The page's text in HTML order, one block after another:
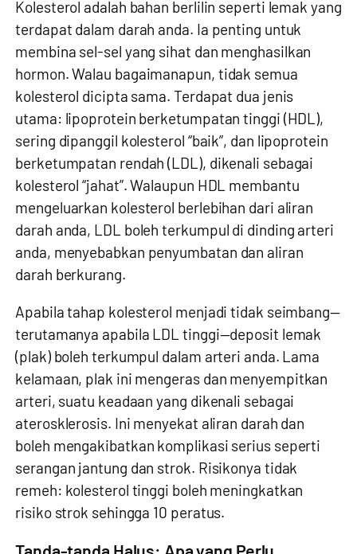
Kolesterol adalah bahan berlilin seperti lemak yang
terdapat dalam darah anda. Ia penting untuk
membina sel-sel yang sihat dan menghasilkan
hormon. Walau bagaimanapun, tidak semua
kolesterol dicipta sama. Terdapat dua jenis
utama: lipoprotein berketumpatan tinggi (HDL),
sering dipanggil kolesterol “baik”, dan lipoprotein
berketumpatan rendah (LDL), dikenali sebagai
kolesterol “jahat”. Walaupun HDL membantu
mengeluarkan kolesterol berlebihan dari aliran
darah anda, LDL boleh terkumpul di dinding arteri
anda, menyebabkan penyumbatan dan aliran
darah berkurang.
Apabila tahap kolesterol menjadi tidak seimbang—
terutamanya apabila LDL tinggi—deposit lemak
(plak) boleh terkumpul dalam arteri anda. Lama
kelamaan, plak ini mengeras dan menyempitkan
arteri, suatu keadaan yang dikenali sebagai
aterosklerosis. Ini menyekat aliran darah dan
boleh mengakibatkan komplikasi serius seperti
serangan jantung dan strok. Risikonya tidak
remeh: kolesterol tinggi boleh meningkatkan
risiko strok sehingga 10 peratus.